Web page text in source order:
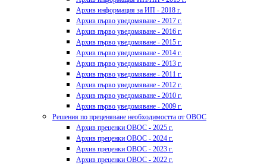
Архив информация за ИП - 2018 г.
Архив първо уведомяване - 2017 г.
Архив първо уведомяване - 2016 г.
Архив първо уведомяване - 2015 г.
Архив първо уведомяване - 2014 г.
Архив първо уведомяване - 2013 г.
Архив първо уведомяване - 2011 г.
Архив първо уведомяване - 2012 г.
Архив първо уведомяване - 2010 г.
Архив първо уведомяване - 2009 г.
Решения по преценяване необходимостта от ОВОС
Архив преценки ОВОС - 2025 г.
Архив преценки ОВОС - 2024 г.
Архив преценки ОВОС - 2023 г.
Архив преценки ОВОС - 2022 г.